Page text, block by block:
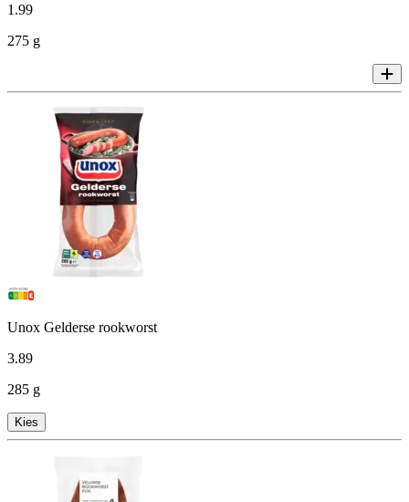
1.99
275 g
Unox Gelderse rookworst
3.89
285 g
Kies